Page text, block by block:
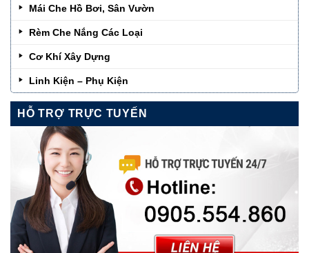
Mái Che Hồ Bơi, Sân Vườn
Rèm Che Nắng Các Loại
Cơ Khí Xây Dựng
Linh Kiện – Phụ Kiện
HỖ TRỢ TRỰC TUYẾN